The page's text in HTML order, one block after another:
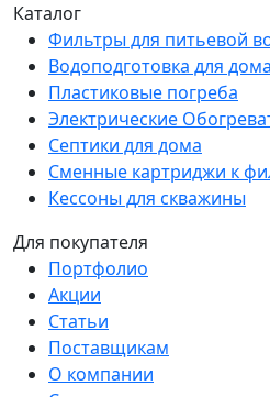
Каталог
Фильтры для питьевой
Водоподготовка для
Пластиковые погреба
Электрические
Септики для дома
Сменные картриджи к
Кессоны для скважины
Для покупателя
Портфолио
Акции
Статьи
Поставщикам
О компании